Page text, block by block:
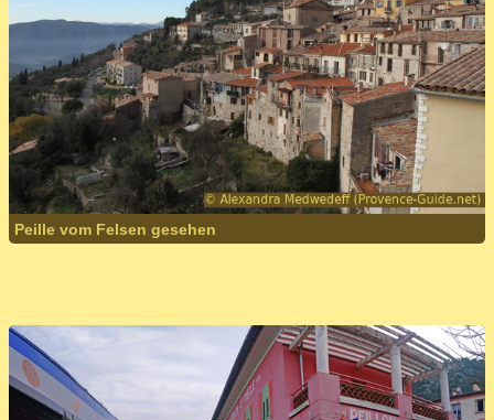
Peille vom Felsen gesehen